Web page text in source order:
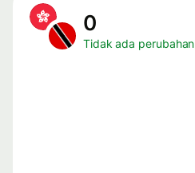
0
Tidak ada perubahan